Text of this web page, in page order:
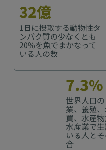
32億
1日に摂取する動物性タ
ンパク質の少なくとも
20%を魚でまかなって
いる人の数
7.3%
世界人口
業、養殖
買、水産
水産業で
いる人と
合